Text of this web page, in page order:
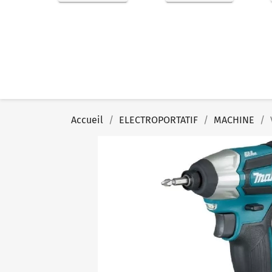
Accueil ELECTROPORTATIF MACHINE